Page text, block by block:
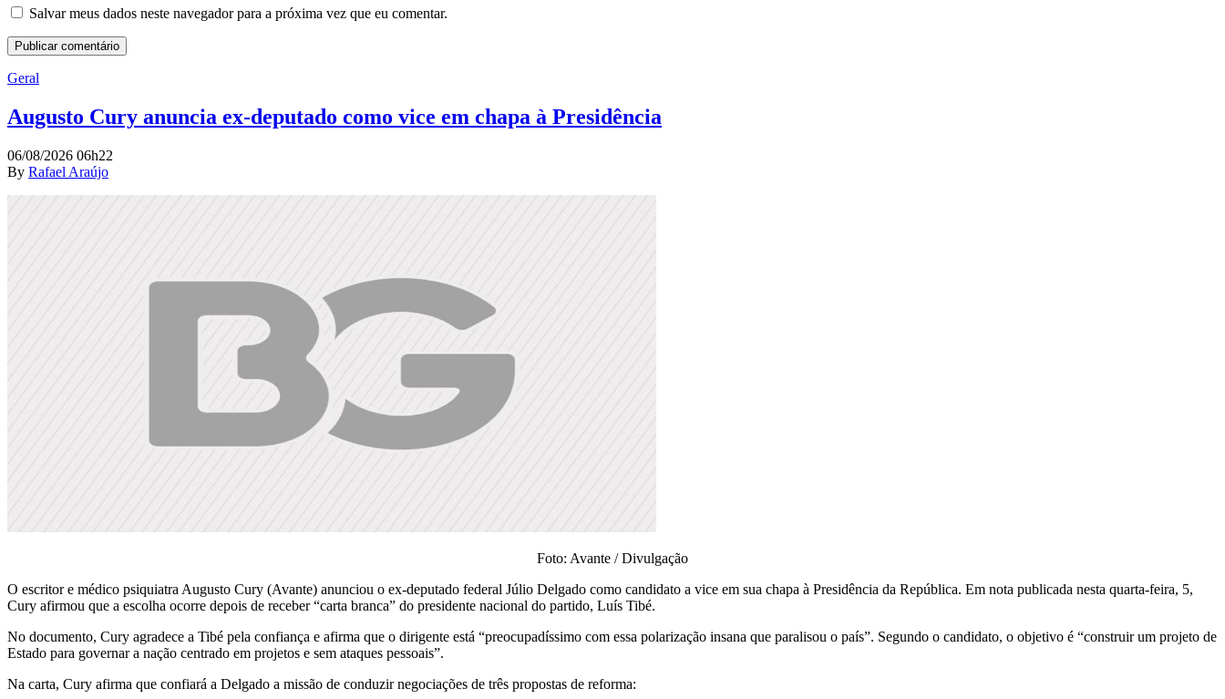
Salvar meus dados neste navegador para a próxima vez que eu comentar.
Geral
Augusto Cury anuncia ex-deputado como vice em chapa à Presidência
06/08/2026 06h22
By Rafael Araújo
Foto: Avante / Divulgação
O escritor e médico psiquiatra Augusto Cury (Avante) anunciou o ex-deputado federal Júlio Delgado como candidato a vice em sua chapa à Presidência da República. Em nota publicada nesta quarta-feira, 5,
Cury afirmou que a escolha ocorre depois de receber “carta branca” do presidente nacional do partido, Luís Tibé.
No documento, Cury agradece a Tibé pela confiança e afirma que o dirigente está “preocupadíssimo com essa polarização insana que paralisou o país”. Segundo o candidato, o objetivo é “construir um projeto de
Estado para governar a nação centrado em projetos e sem ataques pessoais”.
Na carta, Cury afirma que confiará a Delgado a missão de conduzir negociações de três propostas de reforma: